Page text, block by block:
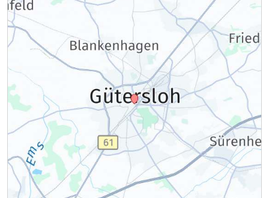
Ausstattung
Für 4 Tage p.P. ab299,00 €